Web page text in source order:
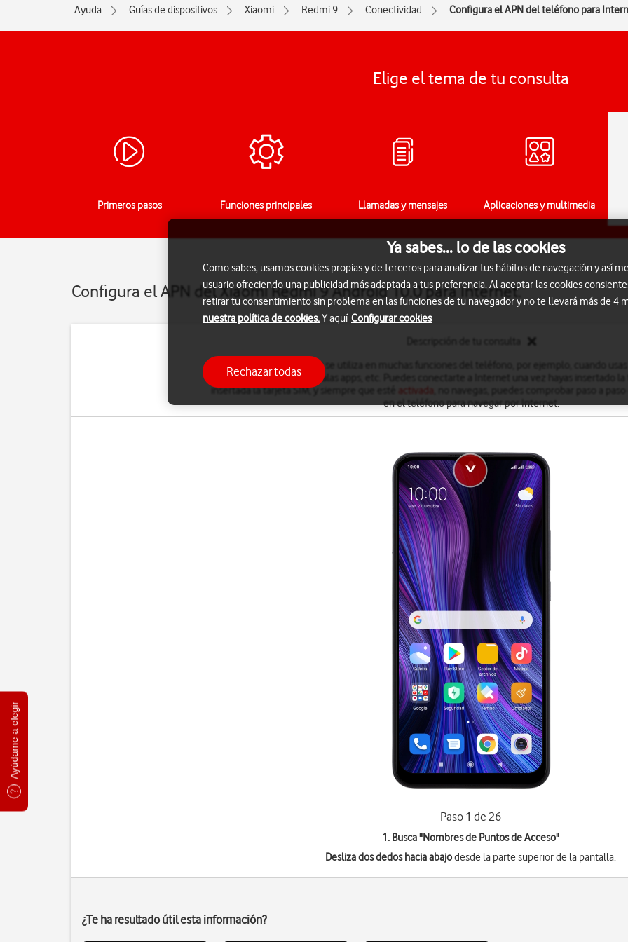
Ayúdame a elegir
Ayuda Guías de dispositivos Xiaomi Redmi 9 Conectividad Configura el APN del teléfono para
Elige el tema de tu consulta
Primeros pasos Funciones principales Llamadas y mensajes Aplicaciones y multimedia
Configura el APN del Xiaomi Redmi 9 Android 10.0 para Internet.
La conexión de Internet se utiliza en muchas funciones del teléfono, por ejemplo, cuando
correo electrónico, instalas apps, etc. Puedes conectarte a Internet una vez hayas insertado la
insertada la tarjeta SIM, y siempre que esté
activada
en el teléfono para navegar por Internet.
Paso 1 de 26
1. Busca "Nombres de Puntos de Acceso"
Desliza dos dedos hacia abajodesde la parte superior de la pantalla.
¿Te ha resultado útil esta información?
Ya sabes... lo de las cookies
Como sabes, usamos cookies propias y de terceros para analizar tus hábitos de navegación y así
usuario ofreciendo una publicidad más adaptada a tus preferencia. Al aceptar las cookies
retirar tu consentimiento sin problema en las funciones de tu navegador y no te llevará más de 4
nuestra política de cookies.Y aquí Configurar cookies
Rechazar todas